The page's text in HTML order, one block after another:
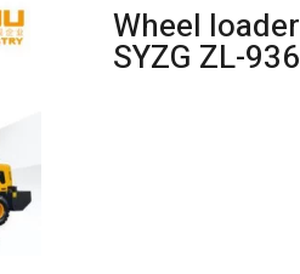
Wheel loader
SYZG ZL-936